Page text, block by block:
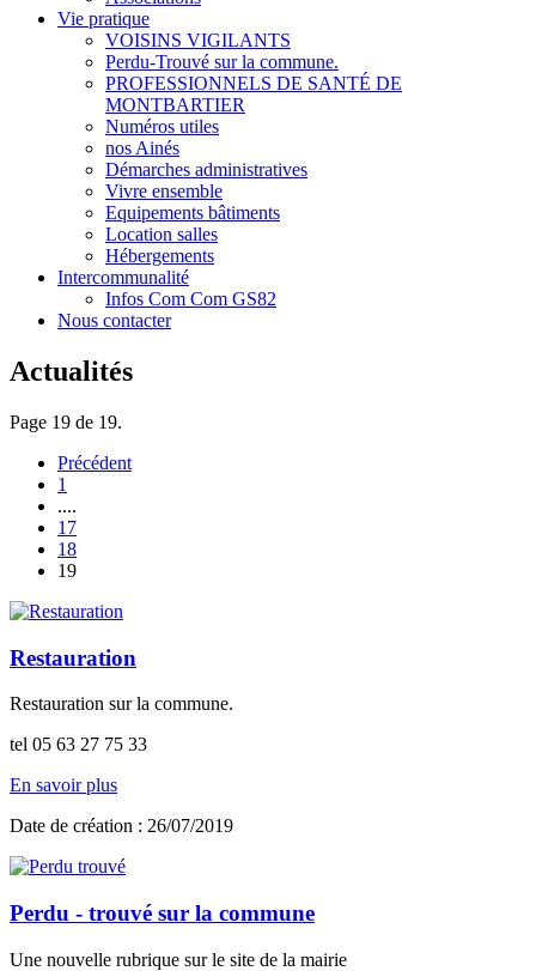
Vie pratique
VOISINS VIGILANTS
Perdu-Trouvé sur la commune.
PROFESSIONNELS DE SANTÉ DE
MONTBARTIER
Numéros utiles
nos Ainés
Démarches administratives
Vivre ensemble
Equipements bâtiments
Location salles
Hébergements
Intercommunalité
Infos Com Com GS82
Nous contacter
Actualités
Page 19 de 19.
Précédent
1
....
17
18
19
Restauration
Restauration sur la commune.
tel 05 63 27 75 33
En savoir plus
Date de création : 26/07/2019
Perdu - trouvé sur la commune
Une nouvelle rubrique sur le site de la mairie